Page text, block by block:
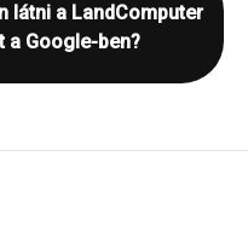
látni a LandComputer
Google-ben?